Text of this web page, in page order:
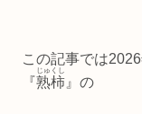
この記事では
『熟柿
じゅくし
』の